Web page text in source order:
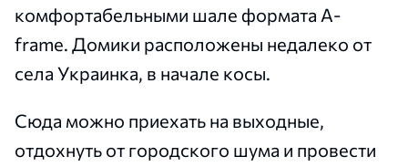
комфортабельными шале формата A-
frame. Домики расположены недалеко от
села Украинка, в начале косы.
Сюда можно приехать на выходные,
отдохнуть от городского шума и провести